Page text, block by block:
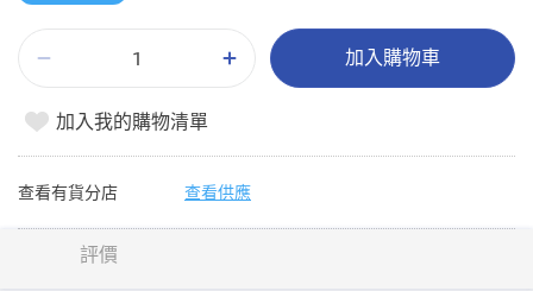
加入購物車
加入我的購物清單
查看有貨分店 查看供應
評價